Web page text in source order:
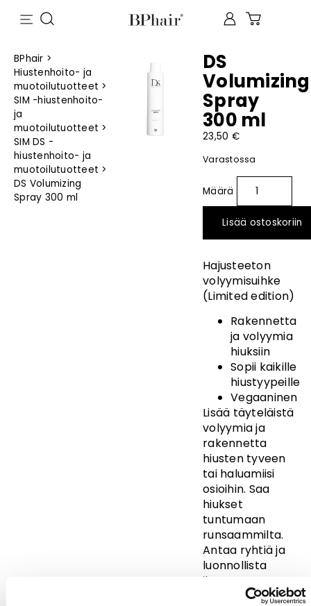
BPhair >
Hiustenhoito- ja
muotoilutuotteet >
SIM -hiustenhoito-
ja
muotoilutuotteet >
SIM DS -
hiustenhoito- ja
muotoilutuotteet >
DS Volumizing
Spray 300 ml
DS
Volumizing
Spray
300 ml
23,50 €
Varastossa
Lisää ostoskoriin
Hajusteeton
volyymisuihke
(Limited edition)
Rakennetta
ja volyymia
hiuksiin
Sopii kaikille
hiustyypeille
Vegaaninen
Lisää täyteläistä
volyymia ja
rakennetta
hiusten tyveen
tai haluamiisi
osioihin. Saa
hiukset
tuntumaan
runsaammilta.
Antaa ryhtiä ja
luonnollista
ilmavuutta
hiuksiin ilman